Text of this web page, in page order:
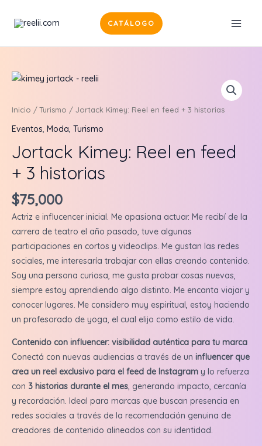
CATÁLOGO
Inicio /Turismo / Jortack Kimey: Reel en feed + 3 historias
Eventos, Moda, Turismo
Jortack Kimey: Reel en feed
+ 3 historias
$75,000
Actriz e influcencer inicial. Me apasiona actuar. Me recibí de la
carrera de teatro el año pasado, tuve algunas
participaciones en cortos y videoclips. Me gustan las redes
sociales, me interesaría trabajar con ellas creando contenido.
Soy una persona curiosa, me gusta probar cosas nuevas,
siempre estoy aprendiendo algo distinto. Me encanta viajar y
conocer lugares. Me considero muy espiritual, estoy haciendo
un profesorado de yoga, el cual elijo como estilo de vida.
Contenido con influencer: visibilidad auténtica para tu marca
Conectá con nuevas audiencias a través de un influencer que
crea un reel exclusivo para el feed de Instagram y lo refuerza
con 3 historias durante el mes, generando impacto, cercanía
y recordación. Ideal para marcas que buscan presencia en
redes sociales a través de la recomendación genuina de
creadores de contenido alineados con su identidad.